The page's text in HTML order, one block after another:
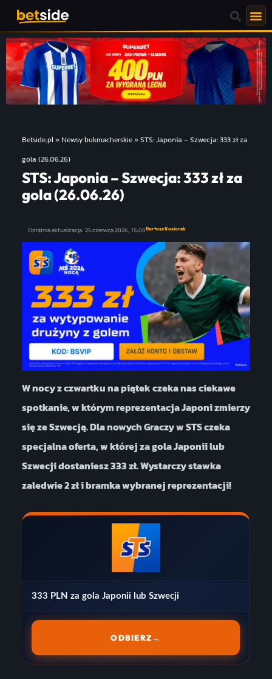
Betside.pl » Newsy bukmacherskie»STS: Japonia – Szwecja: 333 zł za
gola (26.06.26)
STS: Japonia – Szwecja: 333 zł za
gola (26.06.26)
Ostatnia aktualizacja: 25 czerwca 2026, 15:00Bartosz Kosiorek
W nocy z czwartku na piątek czeka nas ciekawe
spotkanie, w którym reprezentacja Japoni zmierzy
się ze Szwecją. Dla nowych Graczy w STS czeka
specjalna oferta, w której za gola Japonii lub
Szwecji dostaniesz 333 zł. Wystarczy stawka
zaledwie 2 zł i bramka wybranej reprezentacji!
333 PLN za gola Japonii lub Szwecji
ODBIERZ→